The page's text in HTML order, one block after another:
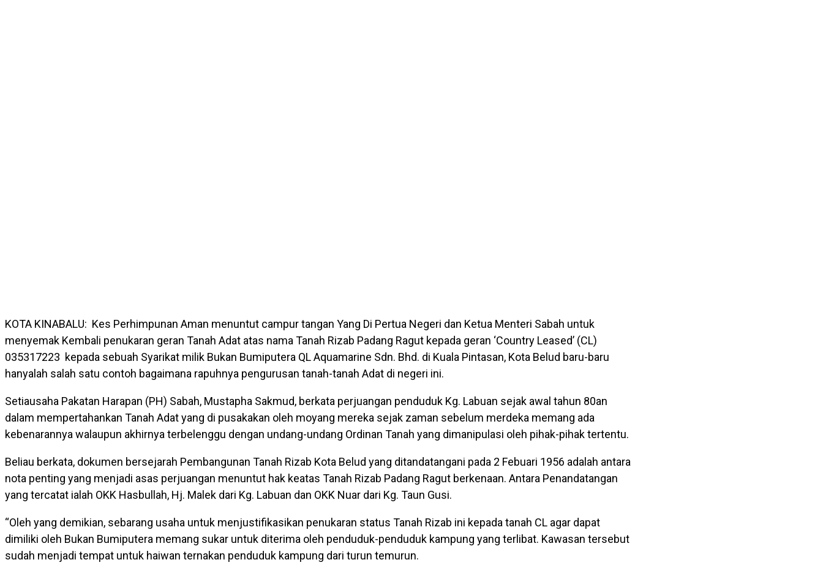
KOTA KINABALU: Kes Perhimpunan Aman menuntut campur tangan Yang Di Pertua Negeri dan Ketua Menteri Sabah untuk
menyemak Kembali penukaran geran Tanah Adat atas nama Tanah Rizab Padang Ragut kepada geran ‘Country Leased’ (CL)
035317223 kepada sebuah Syarikat milik Bukan Bumiputera QL Aquamarine Sdn. Bhd. di Kuala Pintasan, Kota Belud baru-baru
hanyalah salah satu contoh bagaimana rapuhnya pengurusan tanah-tanah Adat di negeri ini.
Setiausaha Pakatan Harapan (PH) Sabah, Mustapha Sakmud, berkata perjuangan penduduk Kg. Labuan sejak awal tahun 80an
dalam mempertahankan Tanah Adat yang di pusakakan oleh moyang mereka sejak zaman sebelum merdeka memang ada
kebenarannya walaupun akhirnya terbelenggu dengan undang-undang Ordinan Tanah yang dimanipulasi oleh pihak-pihak tertentu.
Beliau berkata, dokumen bersejarah Pembangunan Tanah Rizab Kota Belud yang ditandatangani pada 2 Febuari 1956 adalah antara
nota penting yang menjadi asas perjuangan menuntut hak keatas Tanah Rizab Padang Ragut berkenaan. Antara Penandatangan
yang tercatat ialah OKK Hasbullah, Hj. Malek dari Kg. Labuan dan OKK Nuar dari Kg. Taun Gusi.
“Oleh yang demikian, sebarang usaha untuk menjustifikasikan penukaran status Tanah Rizab ini kepada tanah CL agar dapat
dimiliki oleh Bukan Bumiputera memang sukar untuk diterima oleh penduduk-penduduk kampung yang terlibat. Kawasan tersebut
sudah menjadi tempat untuk haiwan ternakan penduduk kampung dari turun temurun.